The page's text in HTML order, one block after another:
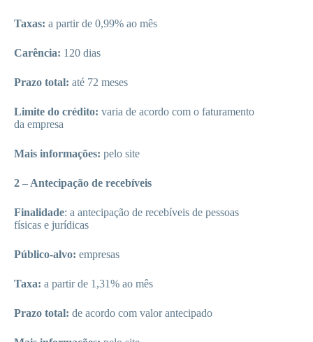
Taxas: a partir de 0,99% ao mês
Carência: 120 dias
Prazo total: até 72 meses
Limite do crédito: varia de acordo com o faturamento
da empresa
Mais informações: pelo site
2 – Antecipação de recebíveis
Finalidade: a antecipação de recebíveis de pessoas
físicas e jurídicas
Público-alvo: empresas
Taxa: a partir de 1,31% ao mês
Prazo total: de acordo com valor antecipado